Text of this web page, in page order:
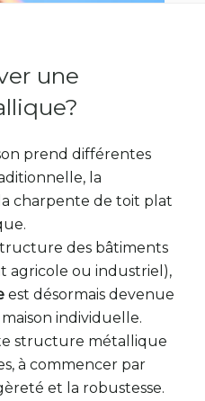
une
prend différentes
la
charpente de toit plat
des bâtiments
agricole ou industriel),
est désormais devenue
individuelle.
structure métallique
à commencer par
et la robustesse.